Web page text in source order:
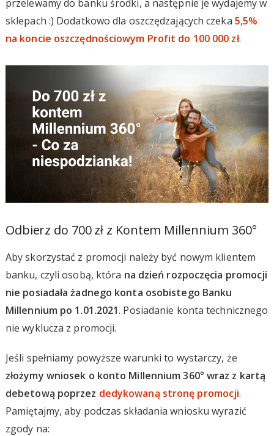
przelewamy do banku środki, a następnie je wydajemy w
sklepach :) Dodatkowo dla oszczędzających czeka 5,5%
na koncie oszczędnościowym Profit do 100 000 zł.
Odbierz do 700 zł z Kontem Millennium 360°
Aby skorzystać z promocji należy być nowym klientem
banku, czyli osobą, która na dzień rozpoczęcia promocji
nie posiadała żadnego konta osobistego Banku
Millennium po 1.01.2021. Posiadanie konta technicznego
nie wyklucza z promocji.
Jeśli spełniamy powyższe warunki to wystarczy, że
złożymy wniosek o konto Millennium 360° wraz z kartą
debetową poprzez dedykowaną stronę promocji.
Pamiętajmy, aby podczas składania wniosku wyrazić
zgody na: